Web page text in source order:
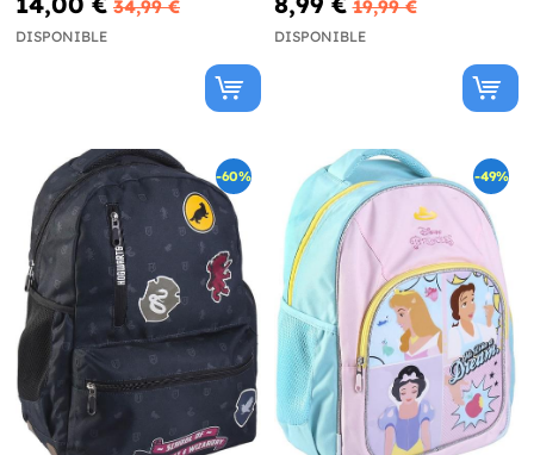
34,99 €
DISPONIBLE
19,99 €
DISPONIBLE
-60% -49%